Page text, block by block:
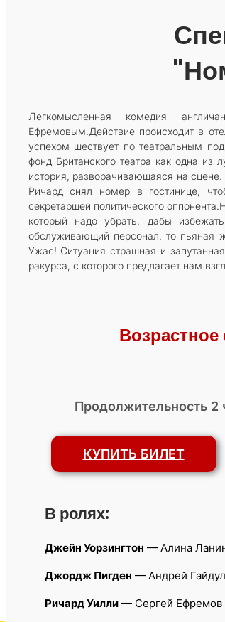
Легкомысленная комедия
Ефремовым.Действие происходит в
успехом шествует по театральным
фонд Британского театра как одна из
история, разворачивающаяся на
Ричард снял номер в гостинице,
секретаршей политического
который надо убрать, дабы
обслуживающий персонал, то пьяная
Ужас! Ситуация страшная и
ракурса, с которого предлагает нам
Возрастное
Продолжительность 2
КУПИТЬ БИЛЕТ
В ролях:
Джейн Уорзингтон — Алина
Джордж Пигден — Андрей
Ричард Уилли — Сергей Ефремов